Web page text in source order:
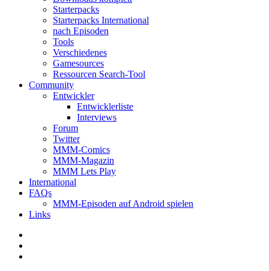
Starterpacks
Starterpacks International
nach Episoden
Tools
Verschiedenes
Gamesources
Ressourcen Search-Tool
Community
Entwickler
Entwicklerliste
Interviews
Forum
Twitter
MMM-Comics
MMM-Magazin
MMM Lets Play
International
FAQs
MMM-Episoden auf Android spielen
Links